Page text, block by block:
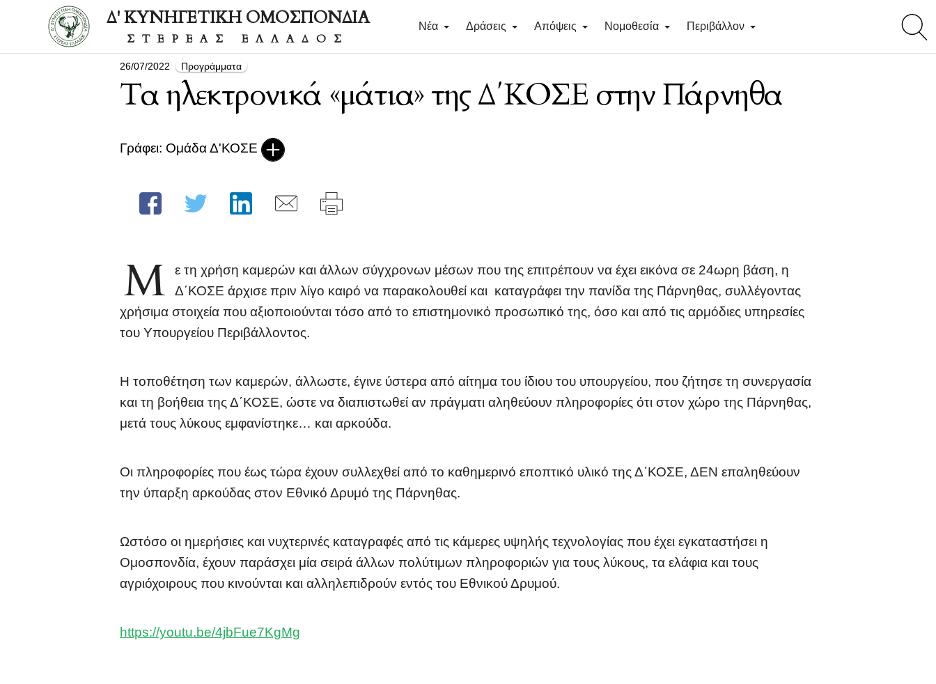
search
Δ' ΚΥΝΗΓΕΤΙΚΗ ΟΜΟΣΠΟΝΔΙΑ
ΣΤΕΡΕΑΣ ΕΛΛΑΔΟΣ
Νέα Δράσεις Απόψεις Νομοθεσία Περιβάλλον
26/07/2022 Προγράμματα
Τα ηλεκτρονικά «μάτια» της Δ΄ΚΟΣΕ στην Πάρνηθα
Γράφει: Ομάδα Δ'ΚΟΣΕ
Μ
ε τη χρήση καμερών και άλλων σύγχρονων μέσων που της επιτρέπουν να έχει εικόνα σε 24ωρη βάση, η
Δ΄ΚΟΣΕ άρχισε πριν λίγο καιρό να παρακολουθεί και καταγράφει την πανίδα της Πάρνηθας, συλλέγοντας
χρήσιμα στοιχεία που αξιοποιούνται τόσο από το επιστημονικό προσωπικό της, όσο και από τις αρμόδιες υπηρεσίες
του Υπουργείου Περιβάλλοντος.
Η τοποθέτηση των καμερών, άλλωστε, έγινε ύστερα από αίτημα του ίδιου του υπουργείου, που ζήτησε τη συνεργασία
και τη βοήθεια της Δ΄ΚΟΣΕ, ώστε να διαπιστωθεί αν πράγματι αληθεύουν πληροφορίες ότι στον χώρο της Πάρνηθας,
μετά τους λύκους εμφανίστηκε… και αρκούδα.
Οι πληροφορίες που έως τώρα έχουν συλλεχθεί από το καθημερινό εποπτικό υλικό της Δ΄ΚΟΣΕ, ΔΕΝ επαληθεύουν
την ύπαρξη αρκούδας στον Εθνικό Δρυμό της Πάρνηθας.
Ωστόσο οι ημερήσιες και νυχτερινές καταγραφές από τις κάμερες υψηλής τεχνολογίας που έχει εγκαταστήσει η
Ομοσπονδία, έχουν παράσχει μία σειρά άλλων πολύτιμων πληροφοριών για τους λύκους, τα ελάφια και τους
αγριόχοιρους που κινούνται και αλληλεπιδρούν εντός του Εθνικού Δρυμού.
https://youtu.be/4jbFue7KgMg